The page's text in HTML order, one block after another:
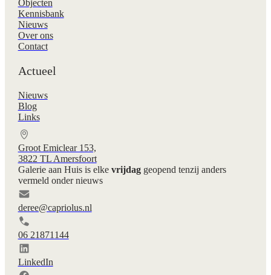
Objecten
Kennisbank
Nieuws
Over ons
Contact
Actueel
Nieuws
Blog
Links
Groot Emiclear 153,
3822 TL Amersfoort
Galerie aan Huis is elke vrijdaggeopend tenzij anders
vermeld onder nieuws
deree@capriolus.nl
06 21871144
LinkedIn